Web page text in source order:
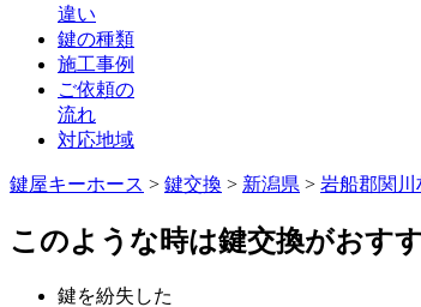
違い
鍵の種類
施工事例
ご依頼の
流れ
対応地域
鍵屋キーホース > 鍵交換 > 新潟県 > 岩船郡関川
このような時は鍵交換がおす
鍵を紛失した